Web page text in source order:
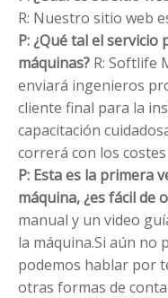
R: Nuestro sitio web
P: ¿Qué tal el servicio
máquinas? R: Softlife
enviará ingenieros
cliente final para la
capacitación
correrá con los
P: Esta es la primera
máquina, ¿es fácil de
manual y un video
la máquina.Si aún no
podemos hablar por
otras formas de